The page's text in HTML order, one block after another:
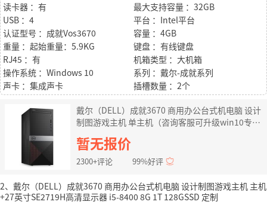
读卡器 ：有
最大支持容量 ：32GB
USB ：4
平台 ：Intel平台
认证型号 ：成就Vos3670
容量 ：4GB
重量 ：起始重量：5.9KG
键盘 ：有线键盘
RJ45 ：有
机箱类型 ：大机箱
操作系统 ：Windows 10
系列 ：戴尔-成就系列
声卡 ：集成声卡
插槽数量 ：2个
戴尔（DELL）成就3670 商用办公台式机电脑 设计
制图游戏主机 单主机（咨询客服可升级win10专业
版） G5400 4G 1T机械硬盘 标配
暂无报价
2300+评论 99%好评
2、戴尔（DELL）成就3670 商用办公台式机电脑 设计制图游戏主机 主机
+27英寸SE2719H高清显示器 i5-8400 8G 1T 128GSSD 定制